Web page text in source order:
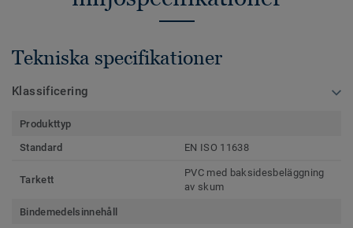
Tekniska specifikationer
Klassificering
Produkttyp
Standard
EN ISO 11638
Tarkett
PVC med baksidesbeläggning
av skum
Bindemedelsinnehåll